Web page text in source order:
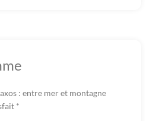
: entre mer et montagne
*